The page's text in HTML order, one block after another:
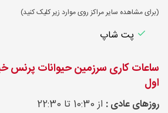
(برای مشاهده سایر مراکز روی موارد زیر کلیک کنید)
پت شاپ
ساعات کاری سرزمین حیوانات پرنس
اول
روزهای عادی : از 10:30 تا 22:30